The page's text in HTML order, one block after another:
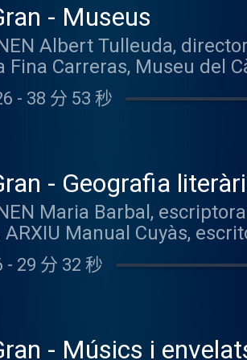
- Museus
Albert Tulleuda,
Fina Carreras, Museu del
la Moto de Bassella.
Els museus tenen una
d’aquest
Tècnica de Catalunya és
la industrialització a
i la museïtzació in situ
és el nou director
Historiador de l'art amb
com ara fang, ceràmica,
- 38 分 53 秒
- Geografia
Maria Barbal,
Manual Cuyàs,
amb autors i
sabrem si es llegeixen
És Premi
- 29 分 32 秒
- Músics i